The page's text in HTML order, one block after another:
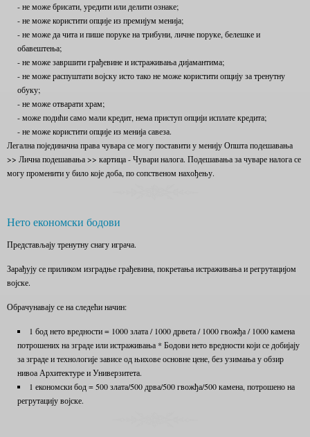
- не може брисати, уредити или делити ознаке;
- не може користити опције из премијум менија;
- не може да чита и пише поруке на трибуни, личне поруке, белешке и
обавештења;
- не може завршити грађевине и истраживања дијамантима;
- не може распуштати војску исто тако не може користити опцију за тренутну
обуку;
- не може отварати храм;
- може подићи само мали кредит, нема приступ опцији исплате кредита;
- не може користити опције из менија савеза.
Легална појединачна права чувара се могу поставити у менију Општа подешавања
>> Лична подешавања >> картица - Чувари налога. Подешавања за чуваре налога се
могу променити у било које доба, по сопственом нахођењу.
Нето економски бодови
Представљају тренутну снагу играча.
Зарађују се приликом изградње грађевина, покретања истраживања и регрутацијом
војске.
Обрачунавају се на следећи начин:
1 бод нето вредности = 1000 злата / 1000 дрвета / 1000 гвожђа / 1000 камена
потрошених на зграде или истраживања * Бодови нето вредности који се добијају
за зграде и технологије зависе од њихове основне цене, без узимања у обзир
нивоа Архитектуре и Универзитета.
1 економски бод = 500 злата/500 дрва/500 гвожђа/500 камена, потрошено на
регрутацију војске.